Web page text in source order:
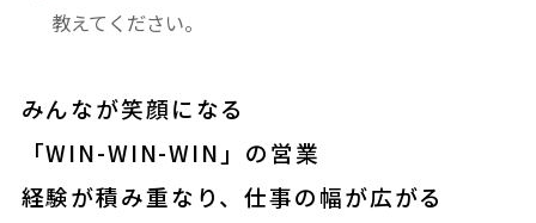
教えてください。
みんなが笑顔になる
「WIN-WIN-WIN」の営業
経験が積み重なり、仕事の幅が広がる